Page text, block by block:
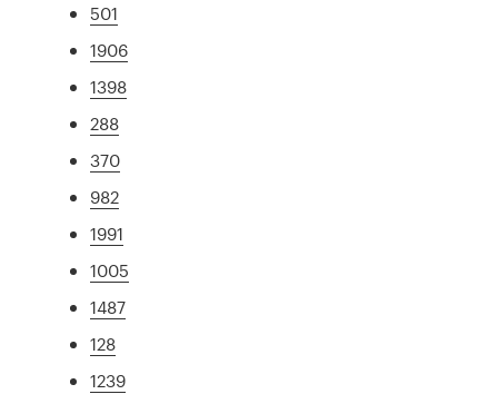
501
1906
1398
288
370
982
1991
1005
1487
128
1239